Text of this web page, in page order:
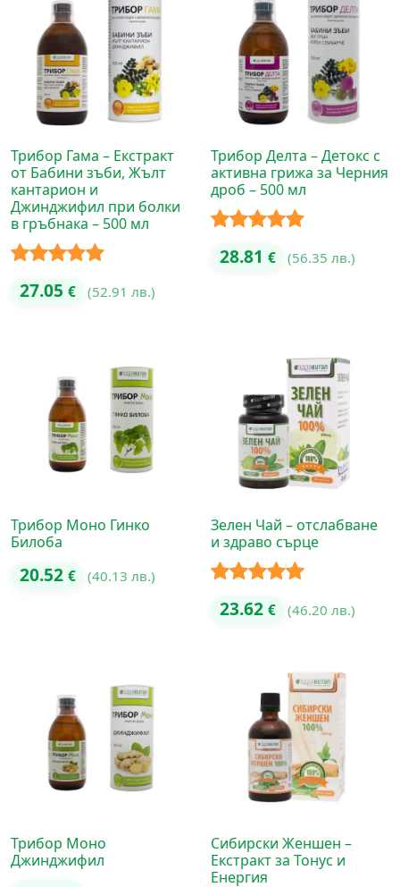
Трибор Гама – Екстракт
от Бабини зъби, Жълт
кантарион и
Джинджифил при болки
в гръбнака – 500 мл
Оценено с
27.05 € (52.91 лв.)
Трибор Делта – Детокс с
активна грижа за Черния
дроб – 500 мл
Оценено с
28.81 € (56.35 лв.)
Трибор Моно Гинко
Билоба
20.52 € (40.13 лв.)
Зелен Чай – отслабване
и здраво сърце
Оценено с
23.62 € (46.20 лв.)
Трибор Моно
Джинджифил
Сибирски Женшен –
Екстракт за Тонус и
Енергия